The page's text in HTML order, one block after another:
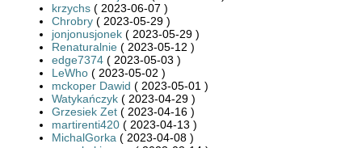
krzychs ( 2023-06-07 )
Chrobry ( 2023-05-29 )
jonjonusjonek ( 2023-05-29 )
Renaturalnie ( 2023-05-12 )
edge7374 ( 2023-05-03 )
LeWho ( 2023-05-02 )
mckoper Dawid ( 2023-05-01 )
Watykańczyk ( 2023-04-29 )
Grzesiek Zet ( 2023-04-16 )
martirenti420 ( 2023-04-13 )
MichalGorka ( 2023-04-08 )